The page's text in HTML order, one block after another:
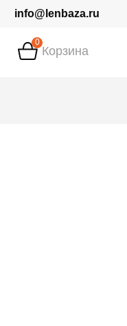
info@lenbaza.ru
Корзина
0